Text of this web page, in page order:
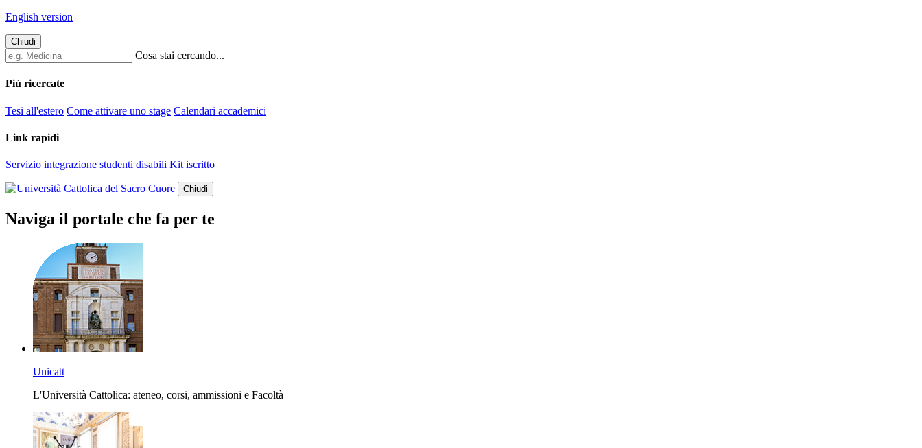
English version
Chiudi
Cosa stai cercando...
Più ricercate
Tesi all'estero Come attivare uno stage Calendari accademici
Link rapidi
Servizio integrazione studenti disabili Kit iscritto
Chiudi
Naviga il portale che fa per te
Unicatt
L'Università Cattolica: ateneo, corsi, ammissioni e Facoltà